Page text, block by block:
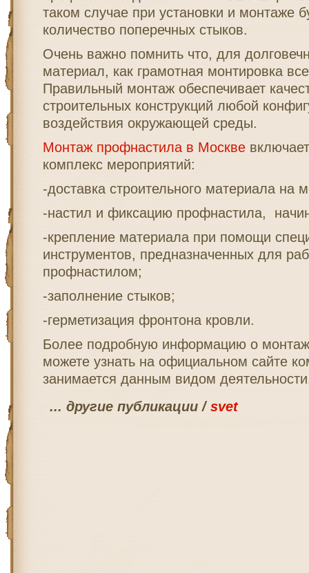
таком случае при установки и монтаже
количество поперечных стыков.
Очень важно помнить что, для
материал, как грамотная монтировка
Правильный монтаж обеспечивает
строительных конструкций любой
воздействия окружающей среды.
Монтаж профнастила в Москве
комплекс мероприятий:
-доставка строительного материала на
-настил и фиксацию профнастила,
-крепление материала при помощи
инструментов, предназначенных для
профнастилом;
-заполнение стыков;
-герметизация фронтона кровли.
Более подробную информацию о
можете узнать на официальном сайте
занимается данным видом
... другие публикации / svet